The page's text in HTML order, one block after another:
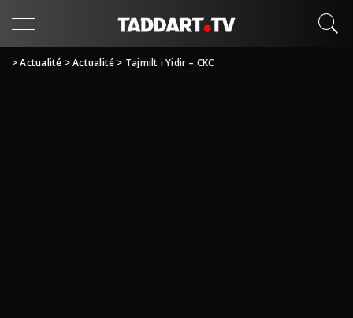
>Actualité >Actualité > Tajmilt i Yidir – CKC